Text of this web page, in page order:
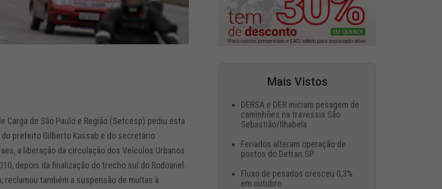
Carga de São Paulo e Região (Setcesp) pediu esta
prefeito Gilberto Kassab e do secretário
a liberação da circulação dos Veículos Urbanos
depois da finalização do trecho sul do Rodoanel.
também a suspensão de multas à
Mais Vistos
DERSA e DER iniciam pesagem de
caminhões na travessia São
Sebastião/Ilhabela
Feriados alteram operação de
postos do Detran.SP
Fluxo de pesados cresceu 0,3%
em outubro